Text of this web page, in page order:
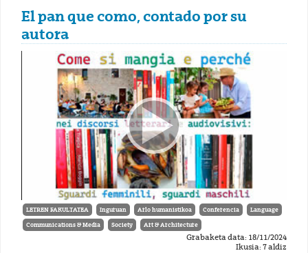
El pan que como, contado por su
autora
LETREN FAKULTATEA Inguruan Arlo humanistikoa Conferencia Language
Communications & Media Society Art & Architecture
Grabaketa data: 18/11/2024
Ikusia: 7 aldiz